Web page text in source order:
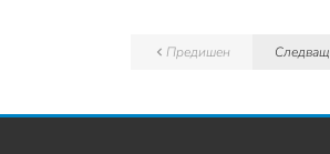
Предишен Следващ